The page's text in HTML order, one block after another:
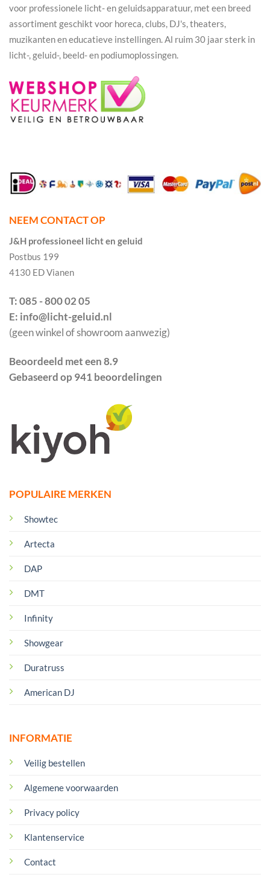
voor professionele licht- en geluidsapparatuur, met een breed
assortiment geschikt voor horeca, clubs, DJ's, theaters,
muzikanten en educatieve instellingen. Al ruim 30 jaar sterk in
licht-, geluid-, beeld- en podiumoplossingen.
POPULAIRE MERKEN
Showtec
Artecta
DAP
DMT
Infinity
Showgear
Duratruss
American DJ
INFORMATIE
Veilig bestellen
Algemene voorwaarden
Privacy policy
Klantenservice
Contact
NEEM CONTACT OP
J&H professioneel licht en geluid
Postbus 199
4130 ED Vianen
T: 085 - 800 02 05
E: info@licht-geluid.nl
(geen winkel of showroom aanwezig)
Beoordeeld met een 8.9
Gebaseerd op 941 beoordelingen